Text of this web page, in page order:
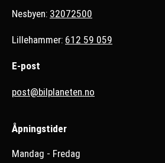
Nesbyen: 32072500
Lillehammer: 612 59 059
E-post
post@bilplaneten.no
Åpningstider
Mandag - Fredag